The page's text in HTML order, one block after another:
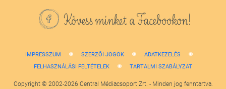
Kövess minket a Facebookon!
IMPRESSZUM SZERZŐI JOGOK
ADATKEZELÉS
FELHASZNÁLÁSI FELTÉTELEK
TARTALMI SZABÁLYZAT
Copyright © 2002-2026 Central Médiacsoport Zrt. - Minden jog fenntartva.